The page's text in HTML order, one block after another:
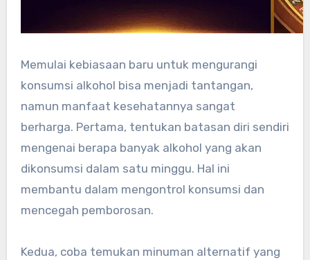
Memulai kebiasaan baru untuk mengurangi
konsumsi alkohol bisa menjadi tantangan,
namun manfaat kesehatannya sangat
berharga. Pertama, tentukan batasan diri sendiri
mengenai berapa banyak alkohol yang akan
dikonsumsi dalam satu minggu. Hal ini
membantu dalam mengontrol konsumsi dan
mencegah pemborosan.
Kedua, coba temukan minuman alternatif yang